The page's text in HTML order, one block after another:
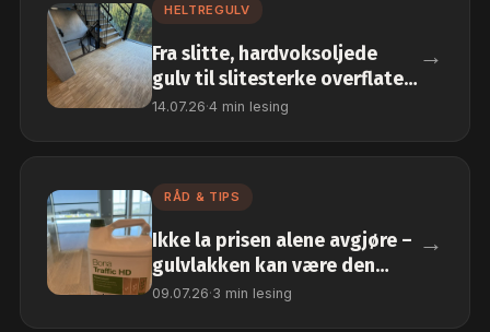
HELTREGULV
Fra slitte, hardvoksoljede
gulv til slitesterke overflater
i fellesarealene
14.07.26·4 min lesing
→
RÅD & TIPS
Ikke la prisen alene avgjøre –
gulvlakken kan være den
største forskjellen
09.07.26·3 min lesing
→